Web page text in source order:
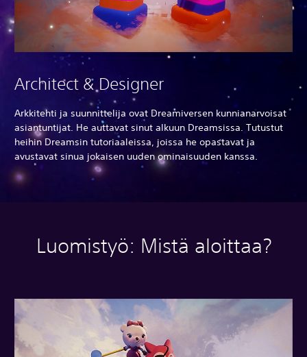
Architect & Designer
Arkkitehti ja suunnittelija ovat Dreamiversen kunnianarvoisat
asiantuntijat. He auttavat sinut alkuun Dreamsissa. Tutustut
heihin Dreamsin tutoriaaleissa, joissa he opastavat ja
avustavat sinua jokaisen uuden ominaisuuden kanssa.
Luomistyö: Mistä aloittaa?